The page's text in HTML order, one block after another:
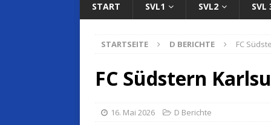
START SVL1 SVL2 SVL
STARTSEITE D BERICHTE FC
FC Südstern
16. Mai 2026 D Berichte